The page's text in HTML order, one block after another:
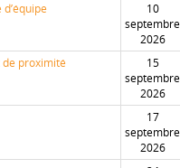
10
septembre
2026
de proximité
15
septembre
2026
17
septembre
2026